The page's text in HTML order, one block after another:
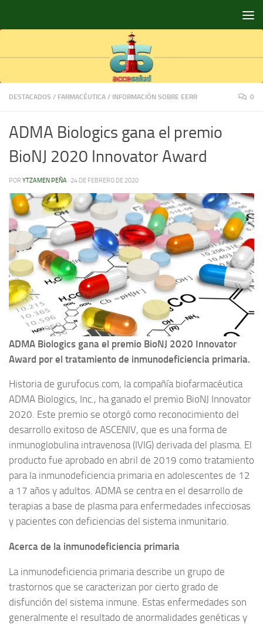
DESTACADOS / FARMACÉUTICA / INFORMACIÓN SOBRE EERR 0
ADMA Biologics gana el premio
BioNJ 2020 Innovator Award
POR YTZAMEN PEÑA · 24 DE FEBRERO DE 2020
ADMA Biologics gana el premio BioNJ 2020 Innovator
Award por el tratamiento de inmunodeficiencia primaria.
Historia de gurufocus.com, la compañía biofarmacéutica
ADMA Biologics, Inc., ha ganado el premio BioNJ Innovator
2020. Este premio se otorgó como reconocimiento del
desarrollo exitoso de ASCENIV, que es una forma de
inmunoglobulina intravenosa (IVIG) derivada del plasma. El
producto fue aprobado en abril de 2019 como tratamiento
para la inmunodeficiencia primaria en adolescentes de 12
a 17 años y adultos. ADMA se centra en el desarrollo de
terapias a base de plasma para enfermedades infecciosas
y pacientes con deficiencias del sistema inmunitario.
Acerca de la inmunodeficiencia primaria
La inmunodeficiencia primaria describe un grupo de
trastornos que se caracterizan por cierto grado de
disfunción del sistema inmune. Estas enfermedades son
generalmente el resultado de anormalidades genéticas y